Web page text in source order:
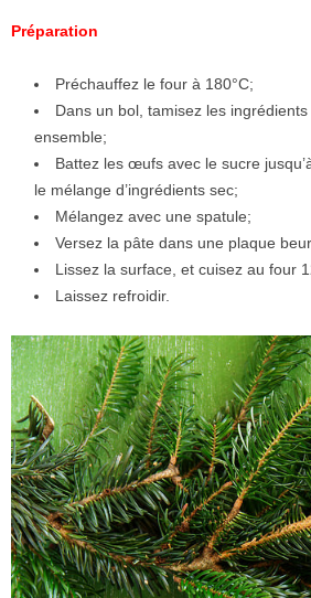
Préparation
Préchauffez le four à 180°C;
Dans un bol, tamisez les
ensemble;
Battez les œufs avec le sucre
le mélange d’ingrédients sec;
Mélangez avec une spatule;
Versez la pâte dans une plaque
Lissez la surface, et cuisez au four
Laissez refroidir.